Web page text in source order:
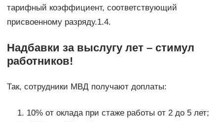
тарифный коэффициент, соответствующий
присвоенному разряду.1.4.
Надбавки за выслугу лет – стимул
работников!
Так, сотрудники МВД получают доплаты:
10% от оклада при стаже работы от 2 до 5 лет;